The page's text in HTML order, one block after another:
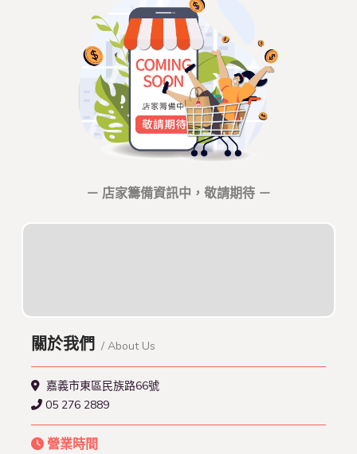
－ 店家籌備資訊中，敬請期待 －
關於我們 / About Us
嘉義市東區民族路66號
05 276 2889
營業時間